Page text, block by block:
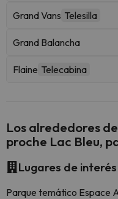
Grand Vans Telesilla
Grand Balancha
Flaine Telecabina
Los alrededores
proche Lac Bleu,
Lugares de interés
Parque temático Espace